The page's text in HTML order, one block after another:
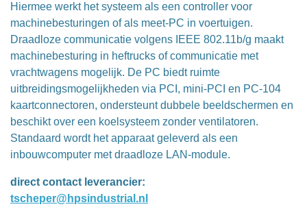
Hiermee werkt het systeem als een controller voor
machinebesturingen of als meet-PC in voertuigen.
Draadloze communicatie volgens IEEE 802.11b/g maakt
machinebesturing in heftrucks of communicatie met
vrachtwagens mogelijk. De PC biedt ruimte
uitbreidingsmogelijkheden via PCI, mini-PCI en PC-104
kaartconnectoren, ondersteunt dubbele beeldschermen en
beschikt over een koelsysteem zonder ventilatoren.
Standaard wordt het apparaat geleverd als een
inbouwcomputer met draadloze LAN-module.
direct contact leverancier:
tscheper@hpsindustrial.nl